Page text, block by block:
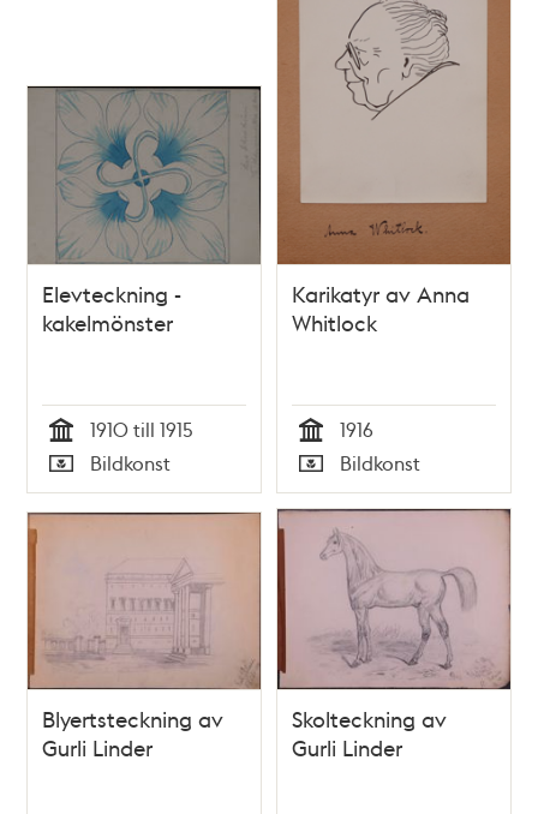
Elevteckning -
kakelmönster
Tid
1910 till 1915
Typ
Bildkonst
Karikatyr av Anna
Whitlock
Tid
1916
Typ
Bildkonst
Blyertsteckning av
Gurli Linder
Skolteckning av
Gurli Linder